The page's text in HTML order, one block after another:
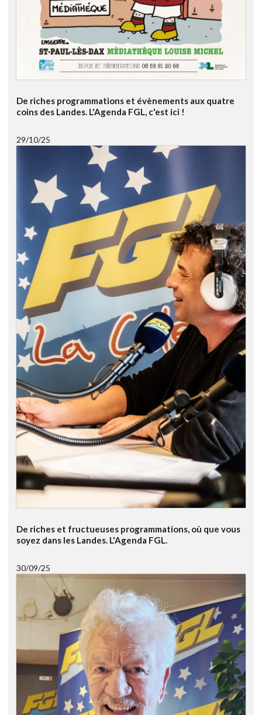
De riches programmations et évènements aux quatre
coins des Landes. L'Agenda FGL, c'est ici !
29/10/25
De riches et fructueuses programmations, où que vous
soyez dans les Landes. L'Agenda FGL.
30/09/25